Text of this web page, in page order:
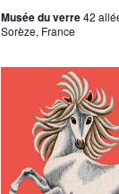
Musée du verre42
Sorèze, France